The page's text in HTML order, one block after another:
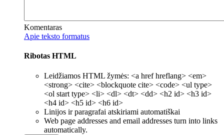
Komentaras
Apie teksto formatus
Ribotas HTML
Leidžiamos HTML žymės: <a href hreflang> <em>
<strong> <cite> <blockquote cite> <code> <ul type>
<ol start type> <li> <dl> <dt> <dd> <h2 id> <h3 id>
<h4 id> <h5 id> <h6 id>
Linijos ir paragrafai atskiriami automatiškai
Web page addresses and email addresses turn into links
automatically.